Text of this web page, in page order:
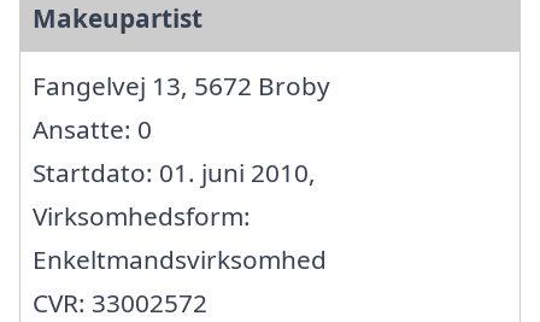
Makeupartist
Fangelvej 13, 5672 Broby
Ansatte: 0
Startdato: 01. juni 2010,
Virksomhedsform:
Enkeltmandsvirksomhed
CVR: 33002572